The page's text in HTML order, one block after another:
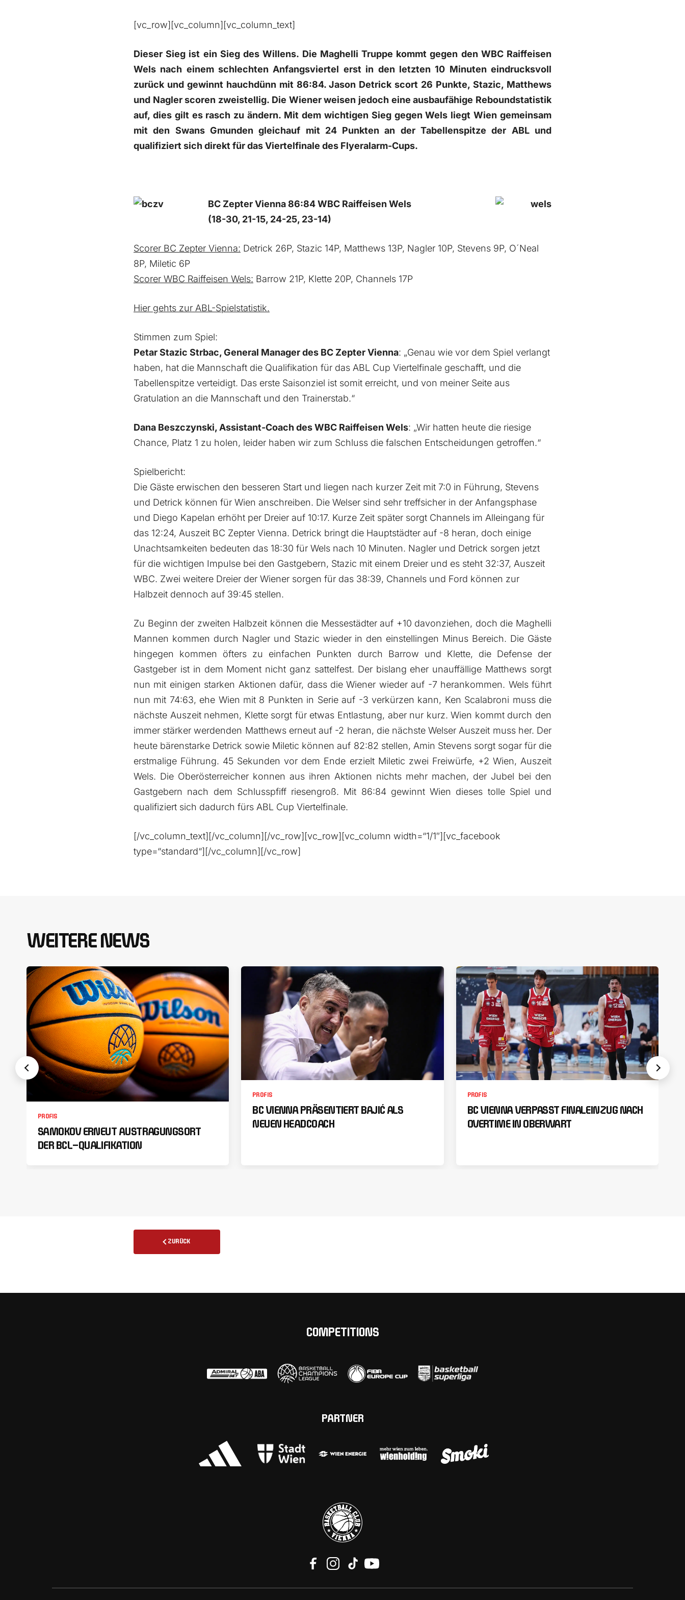
[vc_row][vc_column][vc_column_text]
Dieser Sieg ist ein Sieg des Willens. Die Maghelli Truppe kommt gegen den WBC Raiffeisen
Wels nach einem schlechten Anfangsviertel erst in den letzten 10 Minuten eindrucksvoll
zurück und gewinnt hauchdünn mit 86:84. Jason Detrick scort 26 Punkte, Stazic, Matthews
und Nagler scoren zweistellig. Die Wiener weisen jedoch eine ausbaufähige Reboundstatistik
auf, dies gilt es rasch zu ändern. Mit dem wichtigen Sieg gegen Wels liegt Wien gemeinsam
mit den Swans Gmunden gleichauf mit 24 Punkten an der Tabellenspitze der ABL und
qualifiziert sich direkt für das Viertelfinale des Flyeralarm-Cups.
BC Zepter Vienna 86:84 WBC Raiffeisen Wels
(18-30, 21-15, 24-25, 23-14)
Scorer BC Zepter Vienna: Detrick 26P, Stazic 14P, Matthews 13P, Nagler 10P, Stevens 9P, O´Neal
8P, Miletic 6P
Scorer WBC Raiffeisen Wels: Barrow 21P, Klette 20P, Channels 17P
Hier gehts zur ABL-Spielstatistik.
Stimmen zum Spiel:
Petar Stazic Strbac, General Manager des BC Zepter Vienna: „Genau wie vor dem Spiel verlangt
haben, hat die Mannschaft die Qualifikation für das ABL Cup Viertelfinale geschafft, und die
Tabellenspitze verteidigt. Das erste Saisonziel ist somit erreicht, und von meiner Seite aus
Gratulation an die Mannschaft und den Trainerstab.“
Dana Beszczynski, Assistant-Coach des WBC Raiffeisen Wels: „Wir hatten heute die riesige
Chance, Platz 1 zu holen, leider haben wir zum Schluss die falschen Entscheidungen getroffen.“
Spielbericht:
Die Gäste erwischen den besseren Start und liegen nach kurzer Zeit mit 7:0 in Führung, Stevens
und Detrick können für Wien anschreiben. Die Welser sind sehr treffsicher in der Anfangsphase
und Diego Kapelan erhöht per Dreier auf 10:17. Kurze Zeit später sorgt Channels im Alleingang für
das 12:24, Auszeit BC Zepter Vienna. Detrick bringt die Hauptstädter auf -8 heran, doch einige
Unachtsamkeiten bedeuten das 18:30 für Wels nach 10 Minuten. Nagler und Detrick sorgen jetzt
für die wichtigen Impulse bei den Gastgebern, Stazic mit einem Dreier und es steht 32:37, Auszeit
WBC. Zwei weitere Dreier der Wiener sorgen für das 38:39, Channels und Ford können zur
Halbzeit dennoch auf 39:45 stellen.
Zu Beginn der zweiten Halbzeit können die Messestädter auf +10 davonziehen, doch die Maghelli
Mannen kommen durch Nagler und Stazic wieder in den einstellingen Minus Bereich. Die Gäste
hingegen kommen öfters zu einfachen Punkten durch Barrow und Klette, die Defense der
Gastgeber ist in dem Moment nicht ganz sattelfest. Der bislang eher unauffällige Matthews sorgt
nun mit einigen starken Aktionen dafür, dass die Wiener wieder auf -7 herankommen. Wels führt
nun mit 74:63, ehe Wien mit 8 Punkten in Serie auf -3 verkürzen kann, Ken Scalabroni muss die
nächste Auszeit nehmen, Klette sorgt für etwas Entlastung, aber nur kurz. Wien kommt durch den
immer stärker werdenden Matthews erneut auf -2 heran, die nächste Welser Auszeit muss her. Der
heute bärenstarke Detrick sowie Miletic können auf 82:82 stellen, Amin Stevens sorgt sogar für die
erstmalige Führung. 45 Sekunden vor dem Ende erzielt Miletic zwei Freiwürfe, +2 Wien, Auszeit
Wels. Die Oberösterreicher konnen aus ihren Aktionen nichts mehr machen, der Jubel bei den
Gastgebern nach dem Schlusspfiff riesengroß. Mit 86:84 gewinnt Wien dieses tolle Spiel und
qualifiziert sich dadurch fürs ABL Cup Viertelfinale.
[/vc_column_text][/vc_column][/vc_row][vc_row][vc_column width=“1/1″][vc_facebook
type=“standard“][/vc_column][/vc_row]
WEITERE NEWS
PROFIS
SAMOKOV ERNEUT AUSTRAGUNGSORT
DER BCL-QUALIFIKATION
PROFIS
BC VIENNA PRÄSENTIERT BAJIĆ ALS
NEUEN HEADCOACH
PROFIS
BC VIENNA VERPASST FINALEINZUG NACH
OVERTIME IN OBERWART
ZURÜCK
COMPETITIONS
PARTNER